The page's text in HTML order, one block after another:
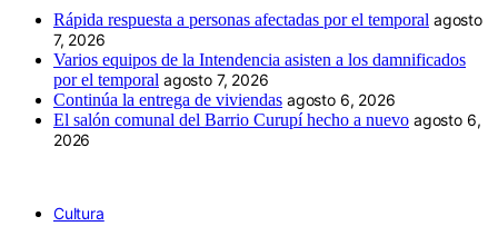
Rápida respuesta a personas afectadas por el temporal agosto
7, 2026
Varios equipos de la Intendencia asisten a los damnificados
por el temporal agosto 7, 2026
Continúa la entrega de viviendas agosto 6, 2026
El salón comunal del Barrio Curupí hecho a nuevo agosto 6,
2026
Cultura